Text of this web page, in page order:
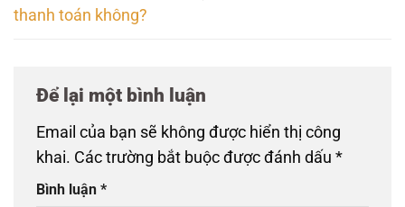
thanh toán không?
Để lại một bình luận
Email của bạn sẽ không được hiển thị công
khai. Các trường bắt buộc được đánh dấu *
Bình luận *